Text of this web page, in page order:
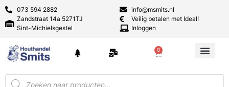
073 594 2882
Zandstraat 14a 5271TJ
Sint-Michielsgestel
info@msmits.nl
Veilig betalen met Ideal!
Inloggen
0